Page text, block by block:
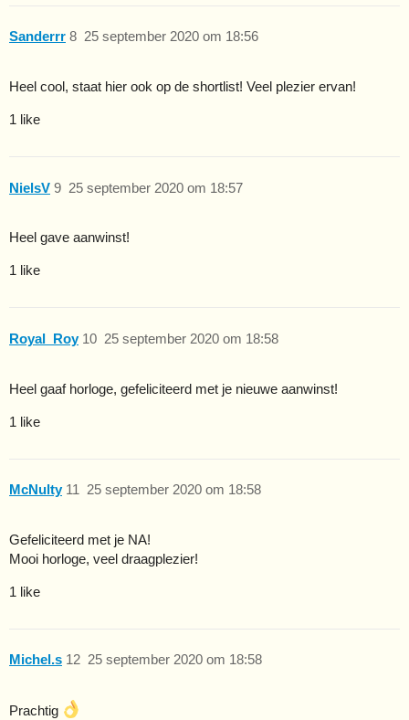
Sanderrr 25 september 2020 om 18:56
8
Heel cool, staat hier ook op de shortlist! Veel plezier ervan!
1 like
NielsV 25 september 2020 om 18:57
9
Heel gave aanwinst!
1 like
Royal_Roy 25 september 2020 om 18:58
10
Heel gaaf horloge, gefeliciteerd met je nieuwe aanwinst!
1 like
McNulty 25 september 2020 om 18:58
11
Gefeliciteerd met je NA!
Mooi horloge, veel draagplezier!
1 like
Michel.s 25 september 2020 om 18:58
12
Prachtig